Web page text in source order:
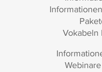
Vokabeln